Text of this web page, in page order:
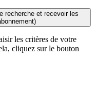
recherche et recevoir les
les critères de votre
cliquez sur le bouton